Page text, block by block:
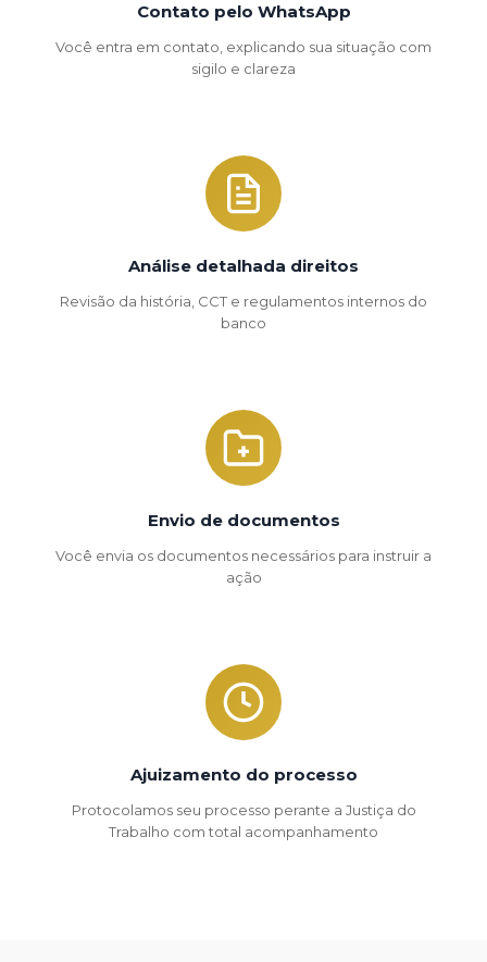
Contato pelo WhatsApp
Você entra em contato, explicando sua situação com
sigilo e clareza
Análise detalhada direitos
Revisão da história, CCT e regulamentos internos do
banco
Envio de documentos
Você envia os documentos necessários para instruir a
ação
Ajuizamento do processo
Protocolamos seu processo perante a Justiça do
Trabalho com total acompanhamento